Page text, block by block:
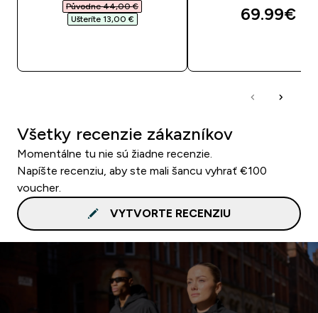
Původne 44,00 €‎
Ušteríte 13,00 €‎
69.99€‎
Všetky recenzie zákazníkov
Momentálne tu nie sú žiadne recenzie.
Napíšte recenziu, aby ste mali šancu vyhrať €100
voucher.
VYTVORTE RECENZIU